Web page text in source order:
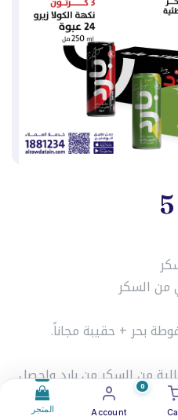
0
Account المتجر
بحر + حقيبة مجاناً.
من السكر من بارد واحصل
مجاناً.